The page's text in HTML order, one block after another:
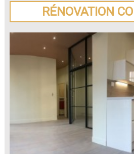
RÉNOVATION